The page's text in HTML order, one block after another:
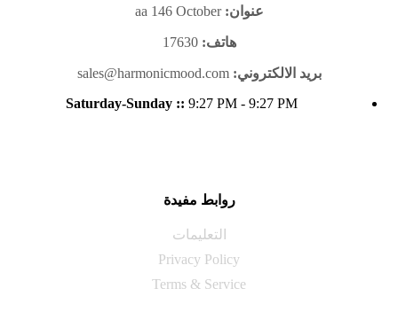
عنوان:aa 146 October
هاتف:17630
بريد الالكتروني:sales@harmonicmood.com
Saturday-Sunday :: 9:27 PM - 9:27 PM
روابط مفيدة
التعليمات
Privacy Policy
Terms & Service